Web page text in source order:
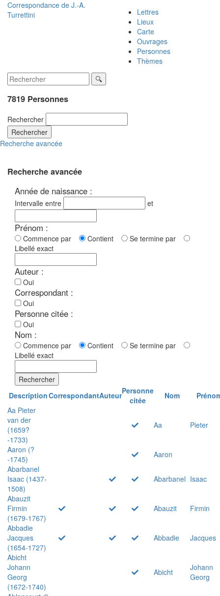
Correspondance de J.-A.
Turrettini
Lettres
Lieux
Carte
Ouvrages
Personnes
Thèmes
7819 Personnes
Rechercher
Rechercher
Recherche avancée
Recherche avancée
Année de naissance :
Intervalle entre et
Prénom :
Commence par Contient
Se termine par
Libellé exact
Auteur :
Oui
Correspondant :
Oui
Personne citée :
Oui
Nom :
Commence par Contient
Se termine par
Libellé exact
Rechercher
DescriptionCorrespondantAuteurPersonne
citée
Nom
Aa Pieter
van der
(1659?
-1733)
Aa Pieter
Aaron (?
-1745)
Aaron
Abarbanel
Isaac (1437-
1508)
Abarbanel Isaac
Abauzit
Firmin
(1679-1767)
Abauzit
Firmin
Abbadie
Jacques
(1654-1727)
Abbadie
Jacques
Abicht
Johann
Georg
(1672-1740)
Abicht
Johann
Georg